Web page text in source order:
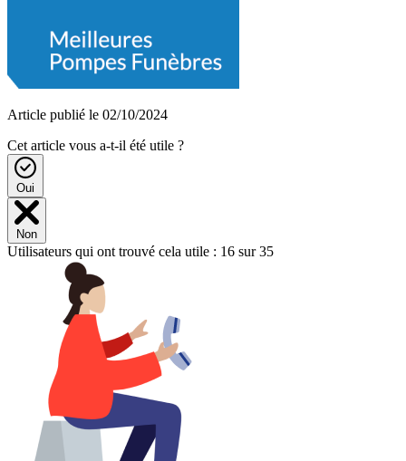
Article publié le 02/10/2024
Cet article vous a-t-il été utile ?
Oui
Non
Utilisateurs qui ont trouvé cela utile : 16 sur 35